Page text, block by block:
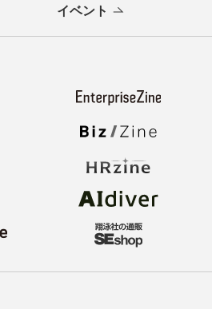
イベント